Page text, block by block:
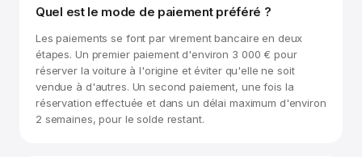
Quel est le mode de paiement préféré ?
Les paiements se font par virement bancaire en deux
étapes. Un premier paiement d'environ 3 000 € pour
réserver la voiture à l'origine et éviter qu'elle ne soit
vendue à d'autres. Un second paiement, une fois la
réservation effectuée et dans un délai maximum d'environ
2 semaines, pour le solde restant.